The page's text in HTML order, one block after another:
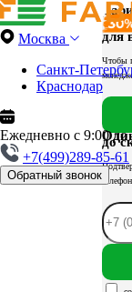
для
Чтобы
до
Москва
Санкт-
Краснодар
Ежедневно с 9:00 до
+7(499)289-85-61
Обратный звонок